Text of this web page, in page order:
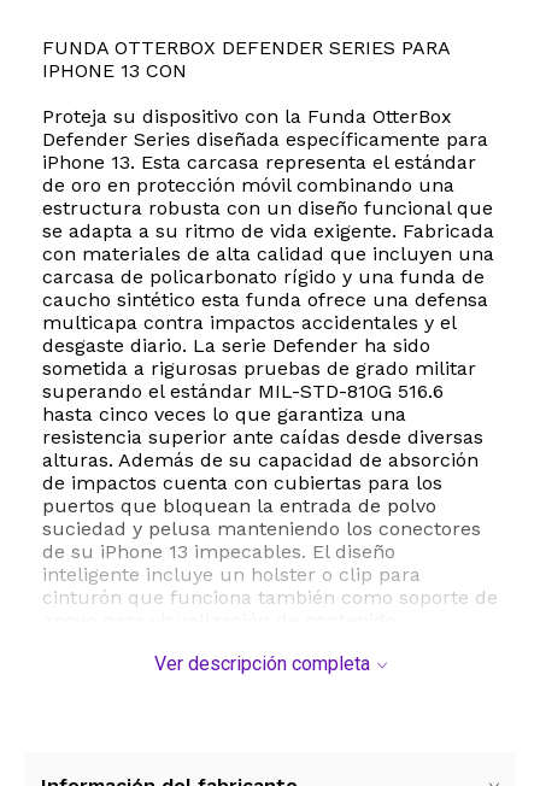
FUNDA OTTERBOX DEFENDER SERIES PARA
IPHONE 13 CON
Proteja su dispositivo con la Funda OtterBox
Defender Series diseñada específicamente para
iPhone 13. Esta carcasa representa el estándar
de oro en protección móvil combinando una
estructura robusta con un diseño funcional que
se adapta a su ritmo de vida exigente. Fabricada
con materiales de alta calidad que incluyen una
carcasa de policarbonato rígido y una funda de
caucho sintético esta funda ofrece una defensa
multicapa contra impactos accidentales y el
desgaste diario. La serie Defender ha sido
sometida a rigurosas pruebas de grado militar
superando el estándar MIL-STD-810G 516.6
hasta cinco veces lo que garantiza una
resistencia superior ante caídas desde diversas
alturas. Además de su capacidad de absorción
de impactos cuenta con cubiertas para los
puertos que bloquean la entrada de polvo
suciedad y pelusa manteniendo los conectores
de su iPhone 13 impecables. El diseño
inteligente incluye un holster o clip para
cinturón que funciona también como soporte de
robustez la funda es compatible con la carga
manteniendo la durabilidad legendaria de la
Ver descripción completa